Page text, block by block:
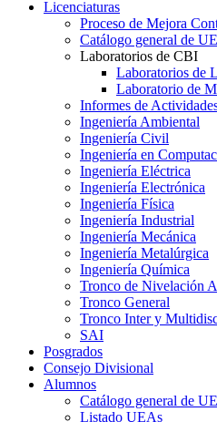
Licenciaturas
Proceso de Mejora
Catálogo general de
Laboratorios de CBI
Laboratorios de
Laboratorio de
Informes de
Ingeniería Ambiental
Ingeniería Civil
Ingeniería en
Ingeniería Eléctrica
Ingeniería Electrónica
Ingeniería Física
Ingeniería Industrial
Ingeniería Mecánica
Ingeniería Metalúrgica
Ingeniería Química
Tronco de Nivelación
Tronco General
Tronco Inter y
SAI
Posgrados
Consejo Divisional
Alumnos
Catálogo general de
Listado UEAs